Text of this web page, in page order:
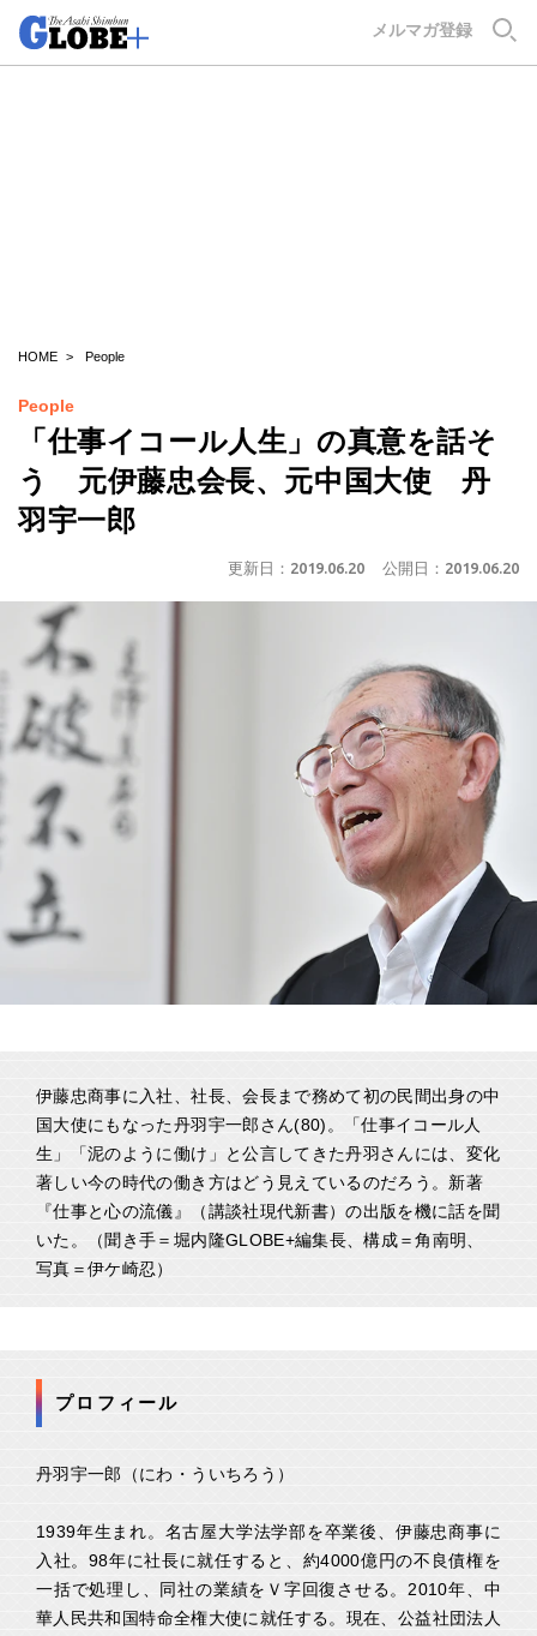
メルマガ登録
HOME People
People
「仕事イコール人生」の真意を話そ
う 元伊藤忠会長、元中国大使 丹
羽宇一郎
更新日： 2019.06.20 公開日： 2019.06.20
伊藤忠商事に入社、社長、会長まで務めて初の民間出身の中
国大使にもなった丹羽宇一郎さん(80)。「仕事イコール人
生」「泥のように働け」と公言してきた丹羽さんには、変化
著しい今の時代の働き方はどう見えているのだろう。新著
『仕事と心の流儀』（講談社現代新書）の出版を機に話を聞
いた。（聞き手＝堀内隆GLOBE+編集長、構成＝角南明、
写真＝伊ケ崎忍）
プロフィール
丹羽宇一郎（にわ・ういちろう）
1939年生まれ。名古屋大学法学部を卒業後、伊藤忠商事に
入社。98年に社長に就任すると、約4000億円の不良債権を
一括で処理し、同社の業績をＶ字回復させる。2010年、中
華人民共和国特命全権大使に就任する。現在、公益社団法人